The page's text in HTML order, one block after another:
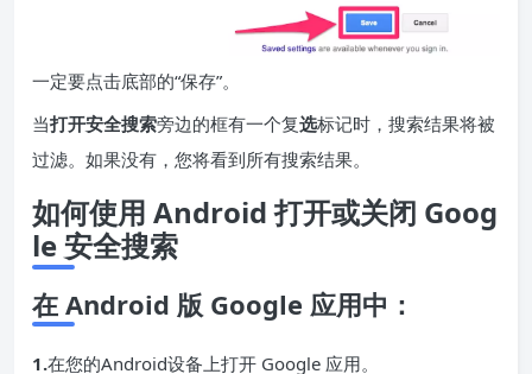
一定要点击底部的“保存”。
当打开安全搜索旁边的框有一个复选标记时，搜索结果将被
过滤。如果没有，您将看到所有搜索结果。
如何使用 Android 打开或关闭 Goog
le 安全搜索
在 Android 版 Google 应用中：
1.在您的Android设备上打开 Google 应用。